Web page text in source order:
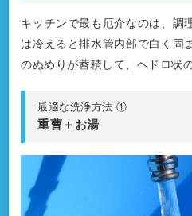
キッチンで最も厄介なのは、調
は冷えると排水管内部で白く固
のぬめりが蓄積して、ヘドロ状
最適な洗浄方法 ①
重曹＋お湯